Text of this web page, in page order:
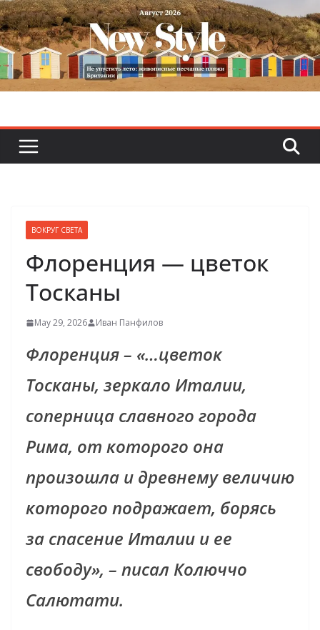
Skip
to
content
ВОКРУГ СВЕТА
Флоренция — цветок
Тосканы
May 29, 2026 Иван Панфилов
Флоренция – «…цветок
Тосканы, зеркало Италии,
соперница славного города
Рима, от которого она
произошла и древнему величию
которого подражает, борясь
за спасение Италии и ее
свободу», – писал Колюччо
Салютати.